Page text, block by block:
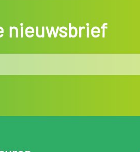
nieuwsbrief